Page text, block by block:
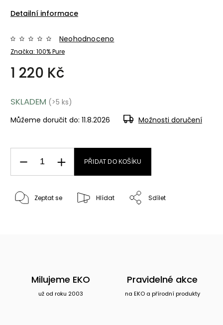
Detailní informace
Značka: 100% Pure
Neohodnoceno
1 220 Kč
SKLADEM (>5 ks)
Můžeme doručit do: 11.8.2026 Možnosti doručení
PŘIDAT DO KOŠÍKU
Zeptat se Hlídat Sdílet
Milujeme EKO
už od roku 2003
Pravidelné akce
na EKO a přírodní produkty